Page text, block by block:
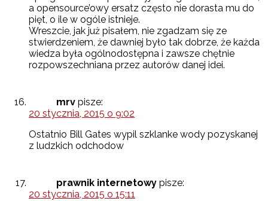
a opensource’owy ersatz często nie dorasta mu do
pięt, o ile w ogóle istnieje.
Wreszcie, jak już pisałem, nie zgadzam się ze
stwierdzeniem, że dawniej było tak dobrze, że każda
wiedza była ogólnodostępna i zawsze chętnie
rozpowszechniana przez autorów danej idei.
mrv pisze:
20 stycznia, 2015 o 9:02
Ostatnio Bill Gates wypil szklanke wody pozyskanej
z ludzkich odchodow
prawnik internetowy pisze:
20 stycznia, 2015 o 15:11